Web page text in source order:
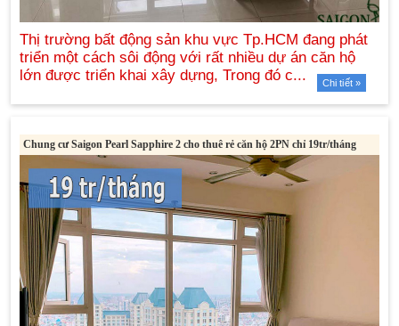
Chi tiết »
Chung cư Saigon Pearl Sapphire 2 cho thuê rẻ căn hộ 2PN chỉ 19tr/tháng